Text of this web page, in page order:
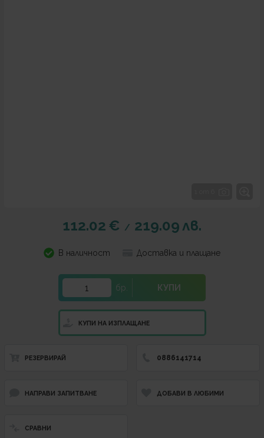
112.02 € / 219.09 лв.
В наличност Доставка и плащане
бр. КУПИ
КУПИ НА ИЗПЛАЩАНЕ
РЕЗЕРВИРАЙ 0886141714
НАПРАВИ ЗАПИТВАНЕ ДОБАВИ В ЛЮБИМИ
СРАВНИ